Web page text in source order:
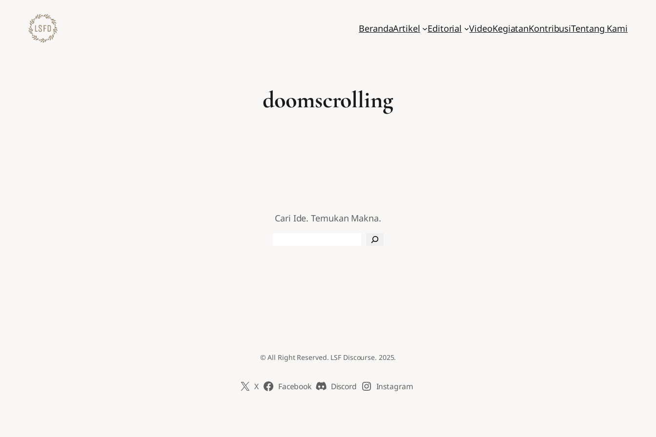
konten
BerandaArtikel Editorial VideoKegiatanKontribusiTentang Kami
doomscrolling
Cari Ide. Temukan Makna.
© All Right Reserved. LSF Discourse. 2025.
X Facebook Discord Instagram